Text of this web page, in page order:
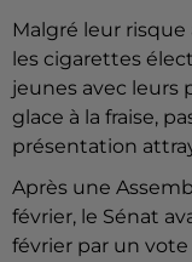
Malgré leur
les cigarettes
jeunes avec leurs
glace à la fraise,
présentation
Après une
février, le Sénat
février par un